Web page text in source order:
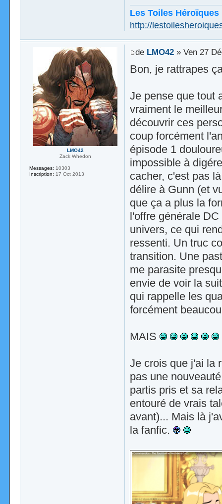
Les Toiles Héroïques
http://
de LMO42» Ven 27
Bon, je rattrapes
Je pense que tout
vraiment le
découvrir ces
coup forcément
épisode 1
impossible à
cacher, c'est pas
délire à Gunn (et
que ça a plus la
l'offre générale
univers, ce qui
ressenti. Un truc
transition. Une
me parasite
envie de voir la
qui rappelle les
forcément
MAIS
Je crois que j'ai la
pas une
partis pris et sa
entouré de vrais
avant)... Mais là
la fanfic.
LMO42
Zack Whedon
Messages: 10303
Inscription: 17 Oct 2013